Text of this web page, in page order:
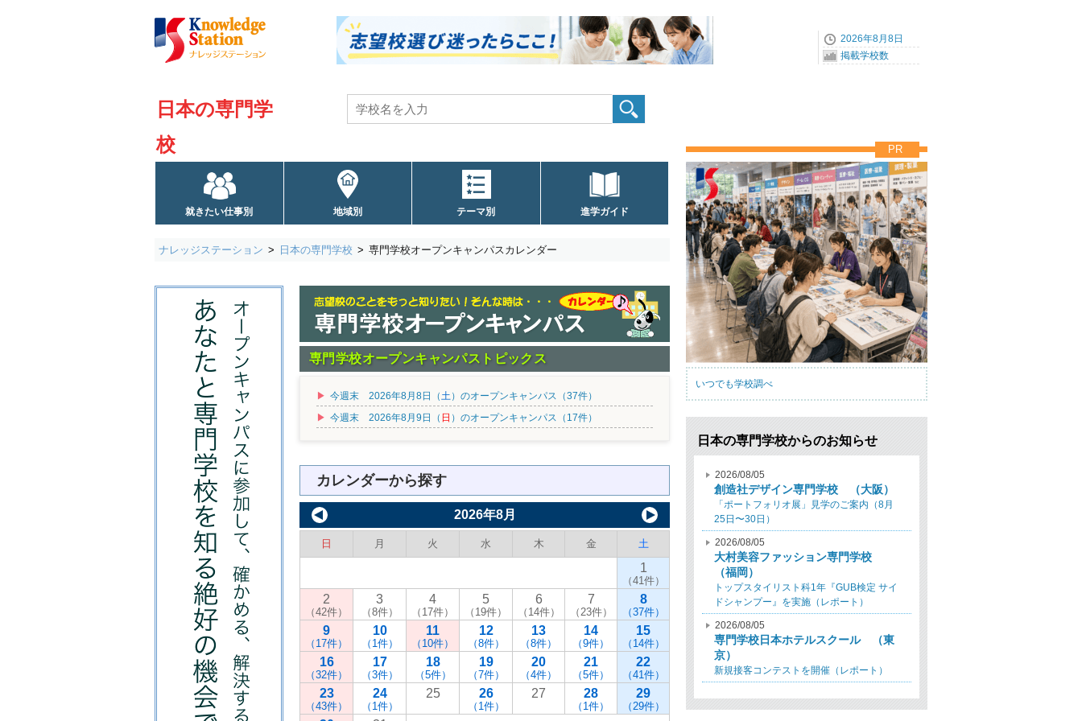
2026年8月8日
掲載学校数
日本の専門学
校
就きたい仕事別 地域別 テーマ別 進学ガイド
ナレッジステーション 日本の専門学校 専門学校オープンキャンパスカレンダー
専門学校オープンキャンパストピックス
今週末 2026年8月8日（土）のオープンキャンパス（37件）
今週末 2026年8月9日（ 日 ）のオープンキャンパス（17件）
カレンダーから探す
PR
いつでも学校調べ
日本の専門学校からのお知らせ
2026/08/05
創造社デザイン専門学校 （大阪）
「ポートフォリオ展」見学のご案内（8月
25日〜30日）
2026/08/05
大村美容ファッション専門学校
（福岡）
トップスタイリスト科1年『GUB検定 サイ
ドシャンプー』を実施（レポート）
2026/08/05
専門学校日本ホテルスクール （東
京）
新規接客コンテストを開催（レポート）